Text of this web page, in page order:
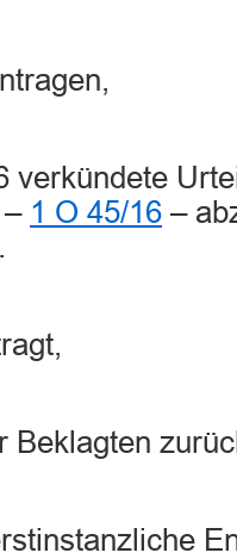
verkündete
1 O 45/16 –
Beklagten